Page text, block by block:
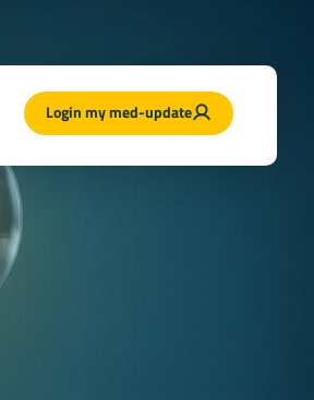
Login my med-update